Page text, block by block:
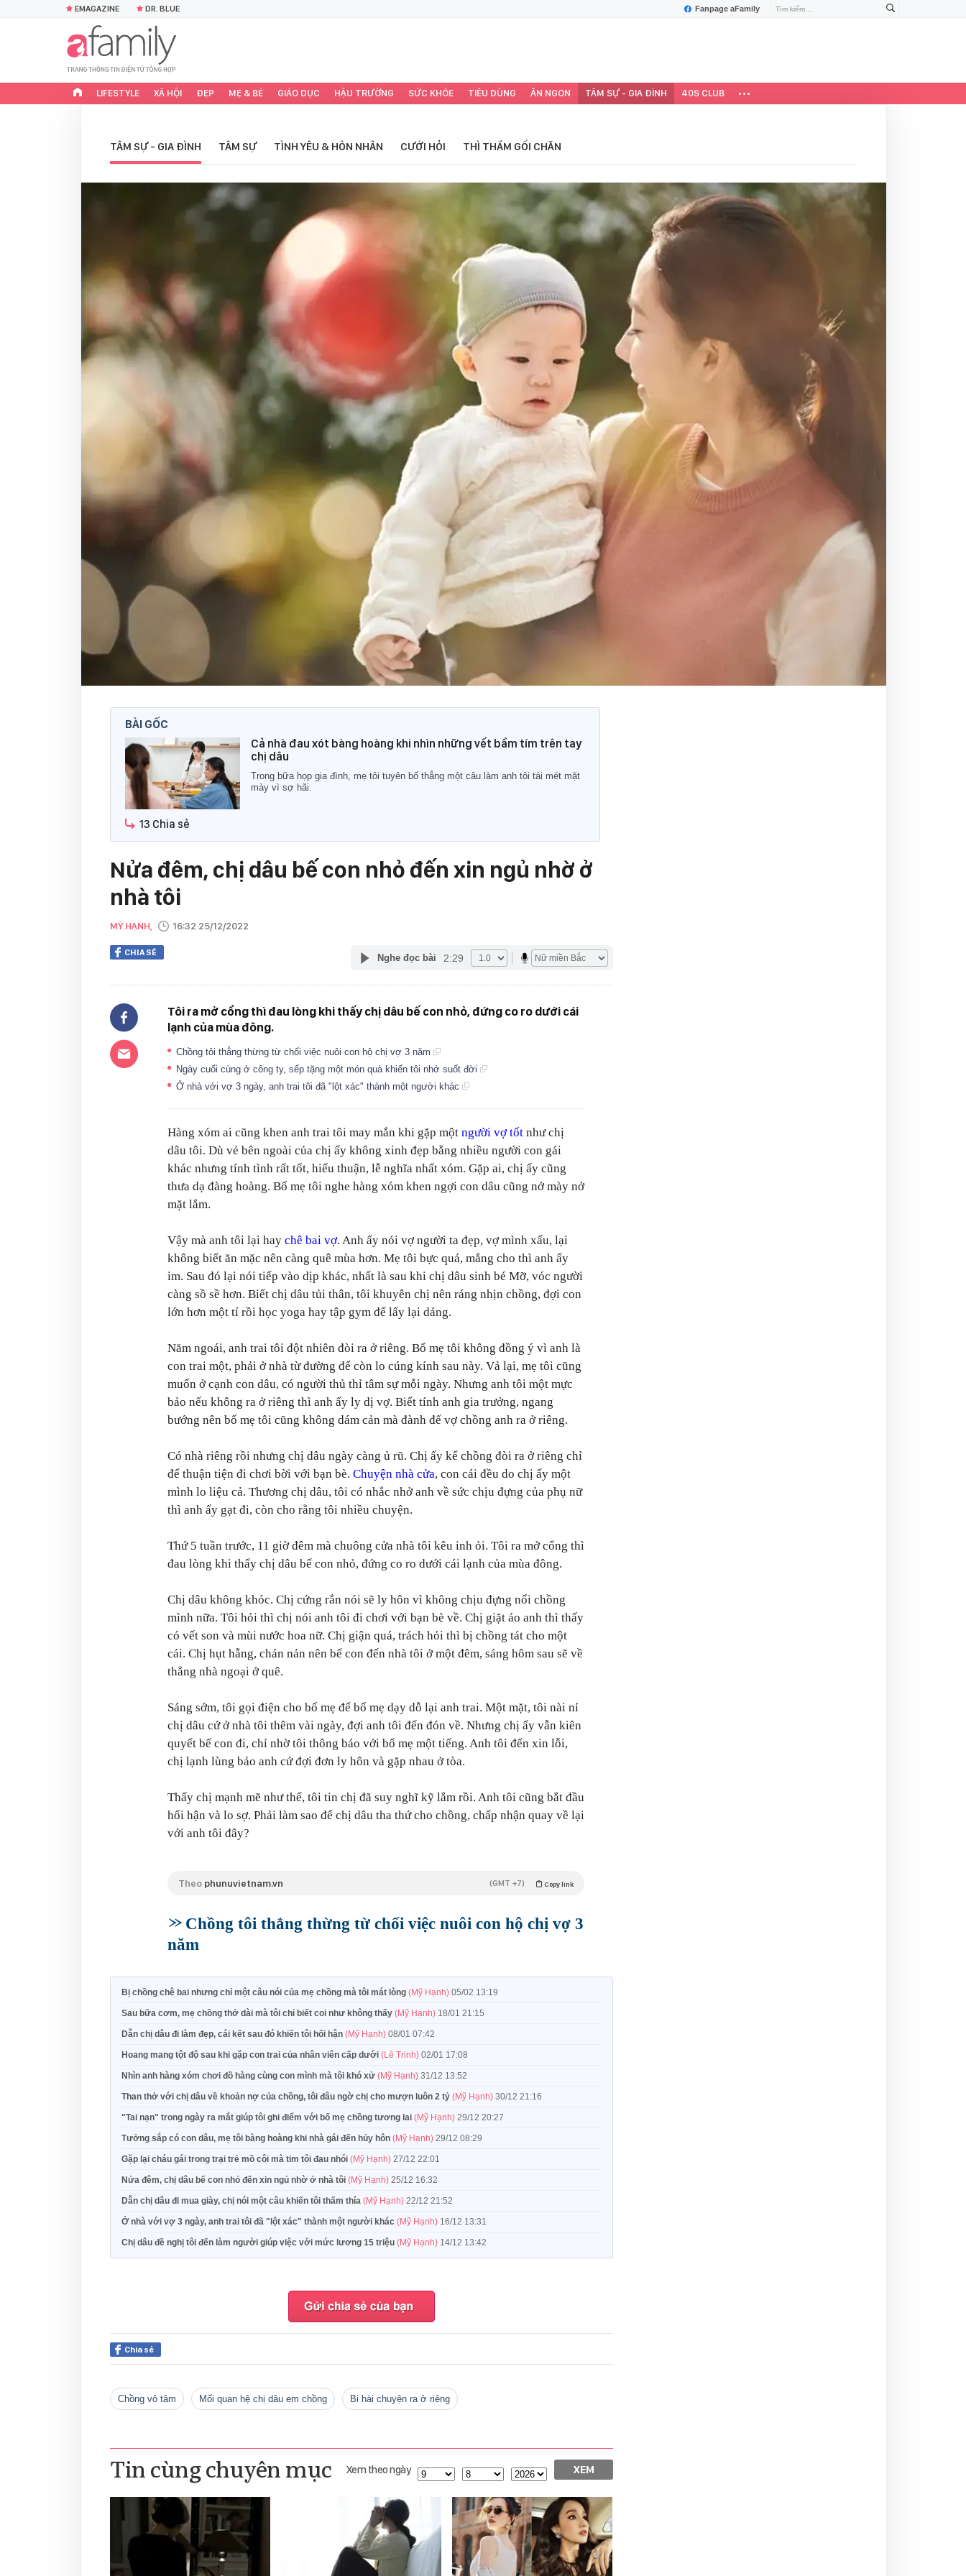
Fanpage aFamily
EMAGAZINE DR. BLUE
LIFESTYLE XÃ HỘI ĐẸP MẸ & BÉ GIÁO DỤC HẬU TRƯỜNG SỨC KHỎE TIÊU DÙNG ĂN NGON TÂM SỰ - GIA ĐÌNH 40S CLUB
TÂM SỰ - GIA ĐÌNH TÂM SỰ TÌNH YÊU & HÔN NHÂN CƯỚI HỎI THÌ THẦM GỐI CHĂN
BÀI GỐC
Cả nhà đau xót bàng hoàng khi nhìn những vết bầm tím trên tay
chị dâu
Trong bữa họp gia đình, mẹ tôi tuyên bố thẳng một câu làm anh tôi tái mét mặt
mày vì sợ hãi.
13 Chia sẻ
Nửa đêm, chị dâu bế con nhỏ đến xin ngủ nhờ ở
nhà tôi
MỸ HẠNH, 16:32 25/12/2022
CHIA SẺ Nghe đọc bài 2:29
Tôi ra mở cổng thì đau lòng khi thấy chị dâu bế con nhỏ, đứng co ro dưới cái
lạnh của mùa đông.
Chồng tôi thẳng thừng từ chối việc nuôi con hộ chị vợ 3 năm
Ngày cuối cùng ở công ty, sếp tặng một món quà khiến tôi nhớ suốt đời
Ở nhà với vợ 3 ngày, anh trai tôi đã "lột xác" thành một người khác
Hàng xóm ai cũng khen anh trai tôi may mắn khi gặp một người vợ tốt như chị
dâu tôi. Dù vẻ bên ngoài của chị ấy không xinh đẹp bằng nhiều người con gái
khác nhưng tính tình rất tốt, hiếu thuận, lễ nghĩa nhất xóm. Gặp ai, chị ấy cũng
thưa dạ đàng hoàng. Bố mẹ tôi nghe hàng xóm khen ngợi con dâu cũng nở mày nở
mặt lắm.
Vậy mà anh tôi lại hay chê bai vợ. Anh ấy nói vợ người ta đẹp, vợ mình xấu, lại
không biết ăn mặc nên càng quê mùa hơn. Mẹ tôi bực quá, mắng cho thì anh ấy
im. Sau đó lại nói tiếp vào dịp khác, nhất là sau khi chị dâu sinh bé Mỡ, vóc người
càng sồ sề hơn. Biết chị dâu tủi thân, tôi khuyên chị nên ráng nhịn chồng, đợi con
lớn hơn một tí rồi học yoga hay tập gym để lấy lại dáng.
Năm ngoái, anh trai tôi đột nhiên đòi ra ở riêng. Bố mẹ tôi không đồng ý vì anh là
con trai một, phải ở nhà từ đường để còn lo cúng kính sau này. Vả lại, mẹ tôi cũng
muốn ở cạnh con dâu, có người thủ thỉ tâm sự mỗi ngày. Nhưng anh tôi một mực
bảo nếu không ra ở riêng thì anh ấy ly dị vợ. Biết tính anh gia trưởng, ngang
bướng nên bố mẹ tôi cũng không dám cản mà đành để vợ chồng anh ra ở riêng.
Có nhà riêng rồi nhưng chị dâu ngày càng ủ rũ. Chị ấy kể chồng đòi ra ở riêng chỉ
để thuận tiện đi chơi bời với bạn bè. Chuyện nhà cửa, con cái đều do chị ấy một
mình lo liệu cả. Thương chị dâu, tôi có nhắc nhở anh về sức chịu đựng của phụ nữ
thì anh ấy gạt đi, còn cho rằng tôi nhiều chuyện.
Thứ 5 tuần trước, 11 giờ đêm mà chuông cửa nhà tôi kêu inh ỏi. Tôi ra mở cổng thì
đau lòng khi thấy chị dâu bế con nhỏ, đứng co ro dưới cái lạnh của mùa đông.
Chị dâu không khóc. Chị cứng rắn nói sẽ ly hôn vì không chịu đựng nổi chồng
mình nữa. Tôi hỏi thì chị nói anh tôi đi chơi với bạn bè về. Chị giặt áo anh thì thấy
có vết son và mùi nước hoa nữ. Chị giận quá, trách hỏi thì bị chồng tát cho một
cái. Chị hụt hẫng, chán nản nên bế con đến nhà tôi ở một đêm, sáng hôm sau sẽ về
thẳng nhà ngoại ở quê.
Sáng sớm, tôi gọi điện cho bố mẹ để bố mẹ dạy dỗ lại anh trai. Một mặt, tôi nài nỉ
chị dâu cứ ở nhà tôi thêm vài ngày, đợi anh tôi đến đón về. Nhưng chị ấy vẫn kiên
quyết bế con đi, chỉ nhờ tôi thông báo với bố mẹ một tiếng. Anh tôi đến xin lỗi,
chị lạnh lùng bảo anh cứ đợi đơn ly hôn và gặp nhau ở tòa.
Thấy chị mạnh mẽ như thế, tôi tin chị đã suy nghĩ kỹ lắm rồi. Anh tôi cũng bắt đầu
hối hận và lo sợ. Phải làm sao để chị dâu tha thứ cho chồng, chấp nhận quay về lại
với anh tôi đây?
Theo phunuvietnam.vn Copy link
(GMT +7)
Chồng tôi thẳng thừng từ chối việc nuôi con hộ chị vợ 3
năm
Bị chồng chê bai nhưng chỉ một câu nói của mẹ chồng mà tôi mát lòng (Mỹ Hạnh) 05/02 13:19
Sau bữa cơm, mẹ chồng thở dài mà tôi chỉ biết coi như không thấy (Mỹ Hạnh) 18/01 21:15
Dẫn chị dâu đi làm đẹp, cái kết sau đó khiến tôi hối hận (Mỹ Hạnh) 08/01 07:42
Hoang mang tột độ sau khi gặp con trai của nhân viên cấp dưới (Lê Trinh) 02/01 17:08
Nhìn anh hàng xóm chơi đồ hàng cùng con mình mà tôi khó xử (Mỹ Hạnh) 31/12 13:52
Than thở với chị dâu về khoản nợ của chồng, tôi đâu ngờ chị cho mượn luôn 2 tỷ (Mỹ Hạnh) 30/12 21:16
"Tai nạn" trong ngày ra mắt giúp tôi ghi điểm với bố mẹ chồng tương lai (Mỹ Hạnh) 29/12 20:27
Tưởng sắp có con dâu, mẹ tôi bàng hoàng khi nhà gái đến hủy hôn (Mỹ Hạnh) 29/12 08:29
Gặp lại cháu gái trong trại trẻ mồ côi mà tim tôi đau nhói (Mỹ Hạnh) 27/12 22:01
Nửa đêm, chị dâu bế con nhỏ đến xin ngủ nhờ ở nhà tôi (Mỹ Hạnh) 25/12 16:32
Dẫn chị dâu đi mua giày, chị nói một câu khiến tôi thấm thía (Mỹ Hạnh) 22/12 21:52
Ở nhà với vợ 3 ngày, anh trai tôi đã "lột xác" thành một người khác (Mỹ Hạnh) 16/12 13:31
Chị dâu đề nghị tôi đến làm người giúp việc với mức lương 15 triệu (Mỹ Hạnh) 14/12 13:42
Chia sẻ
chồng vô tâm mối quan hệ chị dâu em chồng bi hài chuyện ra ở riêng
Tin cùng chuyên mục Xem theo ngày XEM